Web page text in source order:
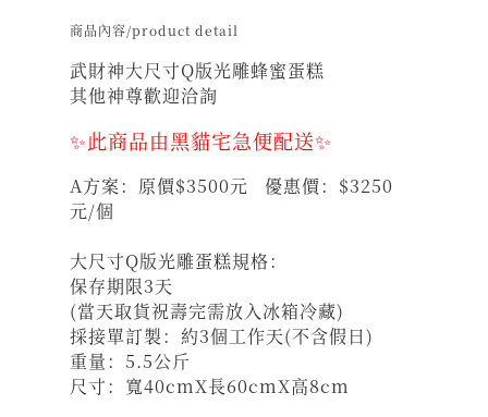
商品內容/product detail
武財神大尺寸Q版光雕蜂蜜蛋糕
其他神尊歡迎洽詢
✨此商品由黑貓宅急便配送✨
A方案：原價$3500元 優惠價：$3250
元/個
大尺寸Q版光雕蛋糕規格：
保存期限3天
(當天取貨祝壽完需放入冰箱冷藏)
採接單訂製：約3個工作天(不含假日)
重量：5.5公斤
尺寸：寬40cmX長60cmX高8cm